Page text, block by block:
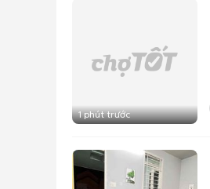
1 phút trước